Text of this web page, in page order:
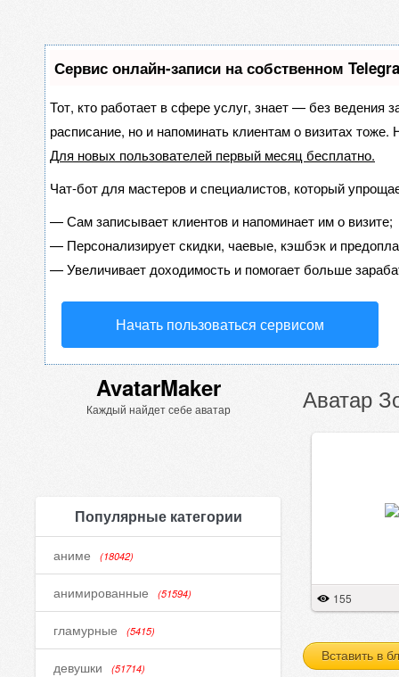
Сервис онлайн-записи на собственном
Тот, кто работает в сфере услуг, знает — без ведения
расписание, но и напоминать клиентам о визитах
Для новых пользователей первый месяц бесплатно.
Чат-бот для мастеров и специалистов, который
—Сам записывает клиентов и напоминает им о визите;
— Персонализирует скидки, чаевые, кэшбэк и
—Увеличивает доходимость и помогает больше
Начать пользоваться сервисом
AvatarMaker
Каждый найдет себе аватар
Популярные категории
аниме (18042)
анимированные (51594)
гламурные (5415)
девушки (51714)
Аватар
155
Вставить в